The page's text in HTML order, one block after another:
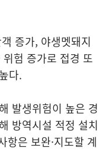
증가, 야생멧돼지
험 증가로 접경 또
다.
발생위험이 높은 경
방역시설 적정 설치
항은 보완·지도할 계